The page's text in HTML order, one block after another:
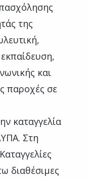
της
και
παροχές σε
καταγγελία
Στη
διαθέσιμες